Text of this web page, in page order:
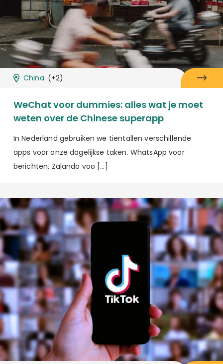
China (+2)
WeChat voor dummies: alles wat je moet
weten over de Chinese superapp
In Nederland gebruiken we tientallen verschillende
apps voor onze dagelijkse taken. WhatsApp voor
berichten, Zalando voo […]